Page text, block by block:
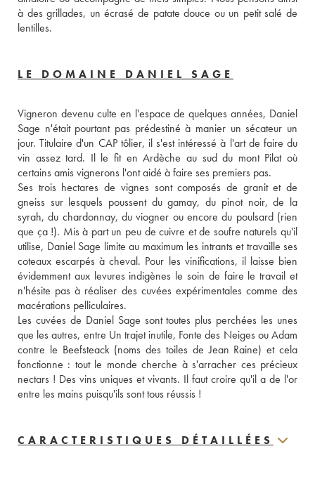
à des grillades, un écrasé de patate douce ou un petit salé de
lentilles.
LE DOMAINE DANIEL SAGE
Vigneron devenu culte en l'espace de quelques années, Daniel
Sage n'était pourtant pas prédestiné à manier un sécateur un
jour. Titulaire d'un CAP tôlier, il s'est intéressé à l'art de faire du
vin assez tard. Il le fit en Ardèche au sud du mont Pilat où
certains amis vignerons l'ont aidé à faire ses premiers pas.
Ses trois hectares de vignes sont composés de granit et de
gneiss sur lesquels poussent du gamay, du pinot noir, de la
syrah, du chardonnay, du viogner ou encore du poulsard (rien
que ça !). Mis à part un peu de cuivre et de soufre naturels qu'il
utilise, Daniel Sage limite au maximum les intrants et travaille ses
coteaux escarpés à cheval. Pour les vinifications, il laisse bien
évidemment aux levures indigènes le soin de faire le travail et
n'hésite pas à réaliser des cuvées expérimentales comme des
macérations pelliculaires.
Les cuvées de Daniel Sage sont toutes plus perchées les unes
que les autres, entre Un trajet inutile, Fonte des Neiges ou Adam
contre le Beefsteack (noms des toiles de Jean Raine) et cela
fonctionne : tout le monde cherche à s'arracher ces précieux
nectars ! Des vins uniques et vivants. Il faut croire qu'il a de l'or
entre les mains puisqu'ils sont tous réussis !
CARACTERISTIQUES DÉTAILLÉES